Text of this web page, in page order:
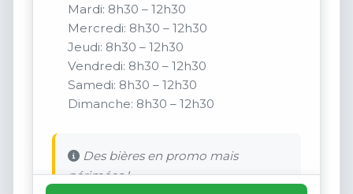
Mardi: 8h30 – 12h30
Mercredi: 8h30 – 12h30
Jeudi: 8h30 – 12h30
Vendredi: 8h30 – 12h30
Samedi: 8h30 – 12h30
Dimanche: 8h30 – 12h30
Des bières en promo mais
périmées !